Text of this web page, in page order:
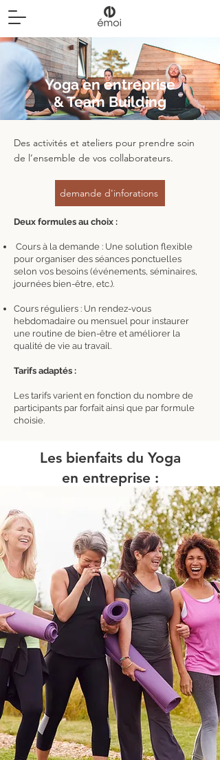
Yoga en entreprise
& Team Building
Des activités et ateliers pour prendre soin
de l’ensemble de vos collaborateurs.
demande d'inforations
Deux formules au choix :
Cours à la demande : Une solution flexible
pour organiser des séances ponctuelles
selon vos besoins (événements, séminaires,
journées bien-être, etc.).
Cours réguliers : Un rendez-vous
hebdomadaire ou mensuel pour instaurer
une routine de bien-être et améliorer la
qualité de vie au travail.
Tarifs adaptés :
Les tarifs varient en fonction du nombre de
participants par forfait ainsi que par formule
choisie.
Les bienfaits du Yoga
en entreprise :